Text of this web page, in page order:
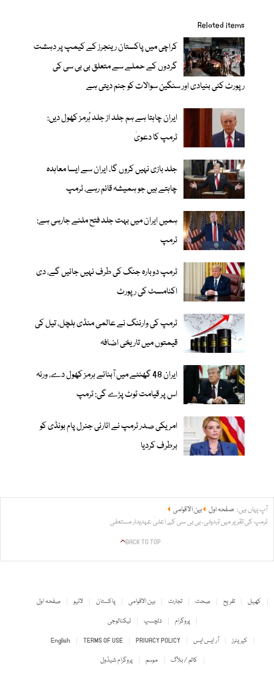
Related items
کراچی میں پاکستان رینجرز کے کیمپ پر دہشت
گردوں کے حملے سے متعلق بی بی سی کی
رپورٹ کئی بنیادی اور سنگین سوالات کو جنم دیتی ہے
ایران چاہتا ہے ہم جلد از جلد ہُرمز کھول دیں:
ٹرمپ کا دعویٰ
جلد بازی نہیں کروں گا، ایران سے ایسا معاہدہ
چاہتے ہیں جو ہمیشہ قائم رہے، ٹرمپ
ہمیں ایران میں بہت جلد فتح ملنے جارہی ہے:
ٹرمپ
ٹرمپ دوبارہ جنگ کی طرف نہیں جائیں گے، دی
اکنامسٹ کی رپورٹ
ٹرمپ کی وارننگ نے عالمی منڈی ہلچل، تیل کی
قیمتوں میں تاریخی اضافہ
ایران 48 گھنٹے میں آبنائے ہرمز کھول دے، ورنہ
اس پر قیامت ٹوٹ پڑے گی: ٹرمپ
امریکی صدر ٹرمپ نے اٹارنی جنرل پام بونڈی کو
برطرف کردیا
آپ یہاں ہیں: صفحہ اول
بین الاقوامی
ٹرمپ کی تقریر میں تبدیلی، بی بی سی کے اعلیٰ عہدیدار مستعفی
BACK TO TOP
صفحہ اول لائیو پاکستان بین الاقوامی تجارت صحت تفریح
کھیل
ٹیکنالوجی
دلچسپ
پروگرام
English
TERMS OF USE PRIVACY POLICY آر ایس ایس
کیریئرز
پروگرام شیڈول
موسم کالم / بلاگ